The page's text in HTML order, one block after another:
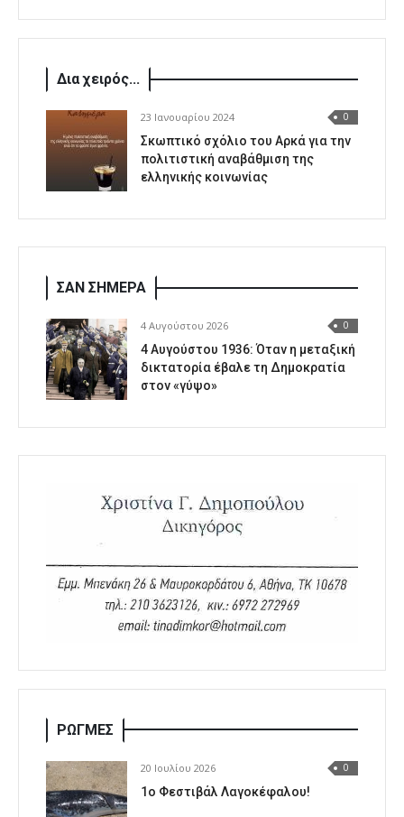
Δια χειρός...
23 Ιανουαρίου 2024 0
Σκωπτικό σχόλιο του Αρκά για την
πολιτιστική αναβάθμιση της
ελληνικής κοινωνίας
ΣΑΝ ΣΗΜΕΡΑ
4 Αυγούστου 2026 0
4 Αυγούστου 1936: Όταν η μεταξική
δικτατορία έβαλε τη Δημοκρατία
στον «γύψο»
ΡΩΓΜΕΣ
20 Ιουλίου 2026 0
1o Φεστιβάλ Λαγοκέφαλου!